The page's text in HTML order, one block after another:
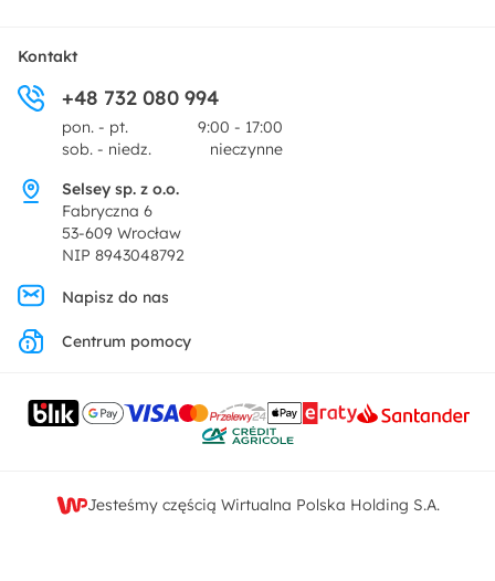
Dekoracje i akcesoria
Promocje
Zwroty
Pytania i odpowiedzi
O nas
Centrum prasowe
Regulamin
Polityka prywatności
Ustawienia prywatności
Kontakt
Kontakt
+48 732 080 994
pon. - pt.
9:00 - 17:00
sob. - niedz.
nieczynne
Selsey sp. z o.o.
Fabryczna 6
53-609 Wrocław
NIP 8943048792
Napisz do nas
Centrum pomocy
Jesteśmy częścią Wirtualna Polska Holding S.A.